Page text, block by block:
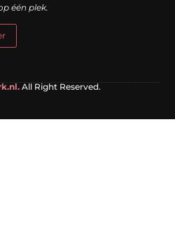
één plek.
All Right Reserved.